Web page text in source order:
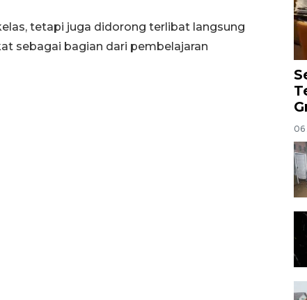
tetapi juga didorong terlibat langsung
sebagai bagian dari pembelajaran
06